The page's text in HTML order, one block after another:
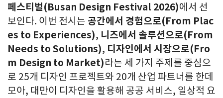
페스티벌(Busan Design Festival 2026)에서 선
보인다. 이번 전시는 공간에서 경험으로(From Plac
es to Experiences), 니즈에서 솔루션으로(From
Needs to Solutions), 디자인에서 시장으로(Fro
m Design to Market)라는 세 가지 주제를 중심으
로 25개 디자인 프로젝트와 20개 산업 파트너를 한데
모아, 대만이 디자인을 활용해 공공 서비스, 일상적 요